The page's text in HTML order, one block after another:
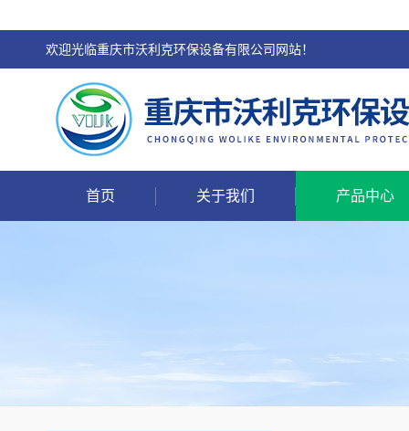
欢迎光临重庆市沃利克环保设备有限公司网站！
首页 关于我们 产品中心